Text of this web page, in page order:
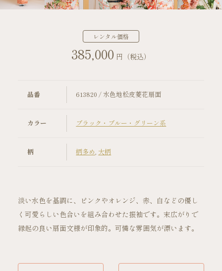
店舗案内
振袖レンタルの流れ
写真だけの成人式の流れ
コーディネート小物
成人式当日の過ごし方
成人式中止時の対応
ご試着・見学予約
レンタル価格
385,000 円（税込）
品番 613820 / 水色地松皮菱花扇面
カラー ブラック・ブルー・グリーン系
柄 柄多め 大柄
淡い水色を基調に、ピンクやオレンジ、赤、白などの優し
く可愛らしい色合いを組み合わせた振袖です。末広がりで
縁起の良い扇面文様が印象的。可憐な雰囲気が漂います。